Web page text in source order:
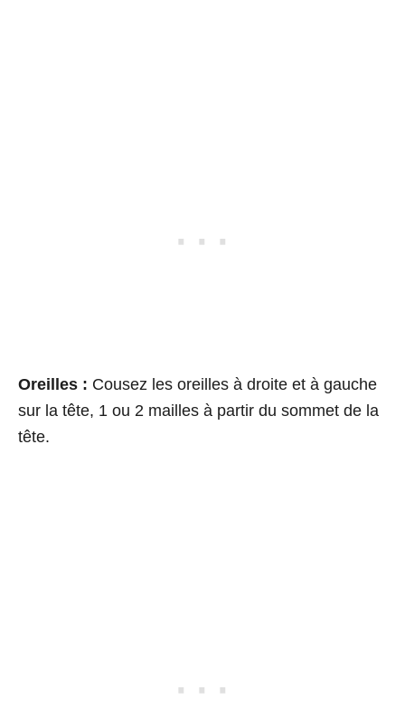
Oreilles : Cousez les oreilles à droite et à gauche
sur la tête, 1 ou 2 mailles à partir du sommet de la
tête.